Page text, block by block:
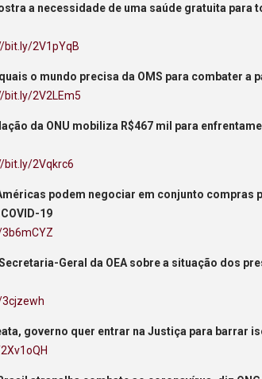
a necessidade de uma saúde gratuita para
bit.ly/2V1pYqB
o mundo precisa da OMS para combater a
bit.ly/2V2LEm5
da ONU mobiliza R$467 mil para
bit.ly/2Vqkrc6
podem negociar em conjunto compras
19
Geral da OEA sobre a situação dos
governo quer entrar na Justiça para barrar